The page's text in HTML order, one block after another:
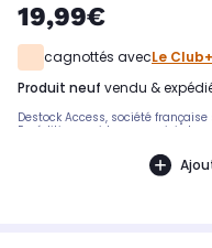
19,99€
cagnottés avecLe Club+
produit neuf vendu &
Destock Access, société
Expédition rapide avec suivi et